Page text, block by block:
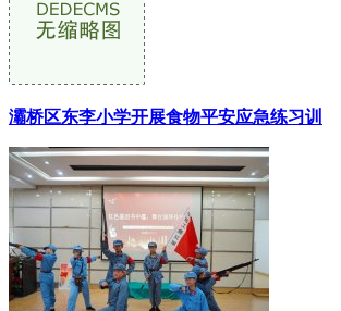
灞桥区东李小学开展食物平安应急练习训